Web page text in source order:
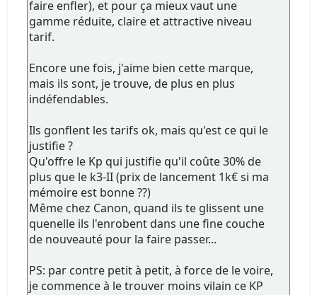
faire enfler), et pour ça mieux vaut une
gamme réduite, claire et attractive niveau
tarif.
Encore une fois, j'aime bien cette marque,
mais ils sont, je trouve, de plus en plus
indéfendables.
Ils gonflent les tarifs ok, mais qu'est ce qui le
justifie ?
Qu'offre le Kp qui justifie qu'il coûte 30% de
plus que le k3-II (prix de lancement 1k€ si ma
mémoire est bonne ??)
Même chez Canon, quand ils te glissent une
quenelle ils l'enrobent dans une fine couche
de nouveauté pour la faire passer...
PS: par contre petit à petit, à force de le voire,
je commence à le trouver moins vilain ce KP